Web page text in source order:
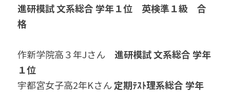
進研模試 文系総合 学年１位　英検準１級　合
格
作新学院高３年Jさん 進研模試 文系総合 学年
１位
宇都宮女子高2年Kさん 定期ﾃｽﾄ理系総合 学年